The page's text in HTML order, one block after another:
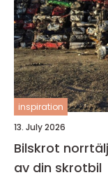
inspiration
13. July 2026
Bilskrot norrtälje trygg och hållbar
av din skrotbil